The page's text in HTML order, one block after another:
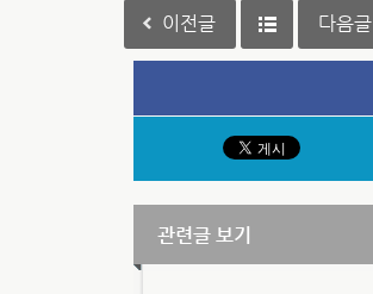
이전글 다음글
관련글 보기